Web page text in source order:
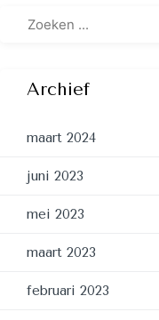
Archief
maart 2024
juni 2023
mei 2023
maart 2023
februari 2023